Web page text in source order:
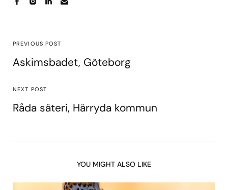
PREVIOUS POST
Askimsbadet, Göteborg
NEXT POST
Råda säteri, Härryda kommun
YOU MIGHT ALSO LIKE